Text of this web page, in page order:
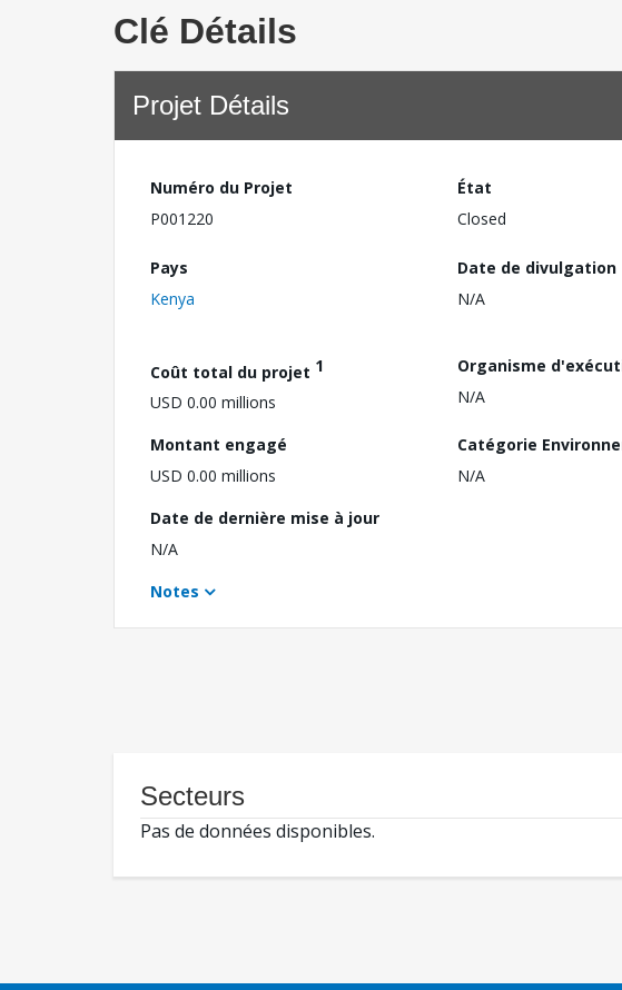
Clé Détails
Projet Détails
Numéro du Projet
P001220
État
Closed
Pays
Kenya
Date de divulgation
N/A
Coût total du projet 1
USD 0.00 millions
Organisme
N/A
Montant engagé
USD 0.00 millions
Catégorie
N/A
Date de dernière mise à jour
N/A
Notes
Secteurs
Pas de données disponibles.